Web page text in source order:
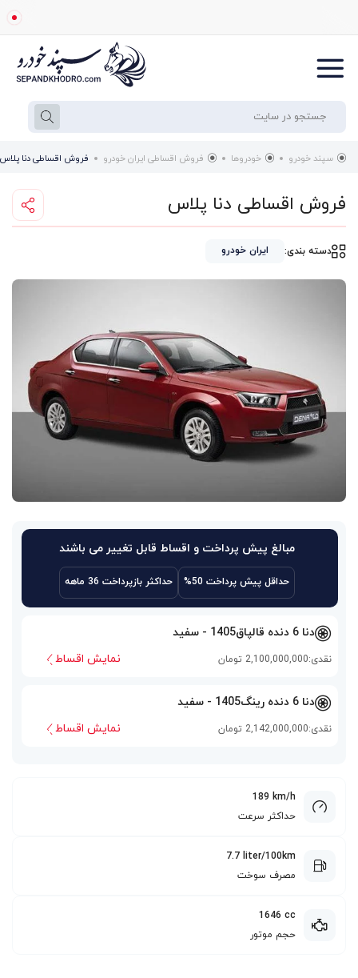
سپند خودرو خودروها فروش اقساطی ایران خودرو فروش اقساطی دنا پلاس
فروش اقساطی دنا پلاس
دسته بندی: ایران خودرو
مبالغ پیش پرداخت و اقساط قابل تغییر می باشند
حداقل پیش پرداخت 50% حداکثر بازپرداخت 36 ماهه
دنا 6 دنده قالپاق 1405 - سفید
نقدی:2,100,000,000 تومان نمایش اقساط
دنا 6 دنده رینگ 1405 - سفید
نقدی:2,142,000,000 تومان نمایش اقساط
189 km/h
حداکثر سرعت
7.7 liter/100km
مصرف سوخت
1646 cc
حجم موتور